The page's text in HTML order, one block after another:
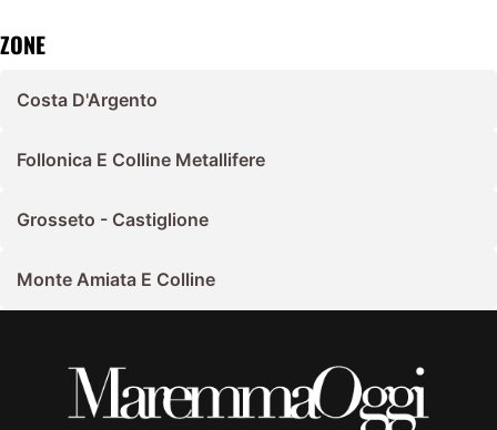
ZONE
Costa D'Argento
Follonica E Colline Metallifere
Grosseto - Castiglione
Monte Amiata E Colline